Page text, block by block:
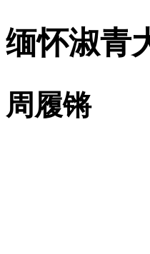
缅怀淑青
周履锵